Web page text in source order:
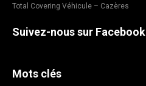
Total Covering Véhicule – Cazères
Suivez-nous sur Facebook
Mots clés